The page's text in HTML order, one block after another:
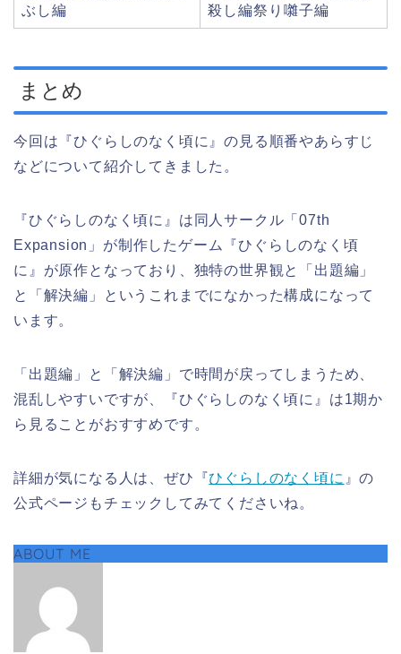
ぶし編
殺し編祭り囃子編
まとめ
今回は『ひぐらしのなく頃に』の見る順番やあらすじ
などについて紹介してきました。
『ひぐらしのなく頃に』は同人サークル「07th
Expansion」が制作したゲーム『ひぐらしのなく頃
に』が原作となっており、独特の世界観と「出題編」
と「解決編」というこれまでになかった構成になって
います。
「出題編」と「解決編」で時間が戻ってしまうため、
混乱しやすいですが、『ひぐらしのなく頃に』は1期か
ら見ることがおすすめです。
詳細が気になる人は、ぜひ『ひぐらしのなく頃に 』の
公式ページもチェックしてみてくださいね。
ABOUT ME